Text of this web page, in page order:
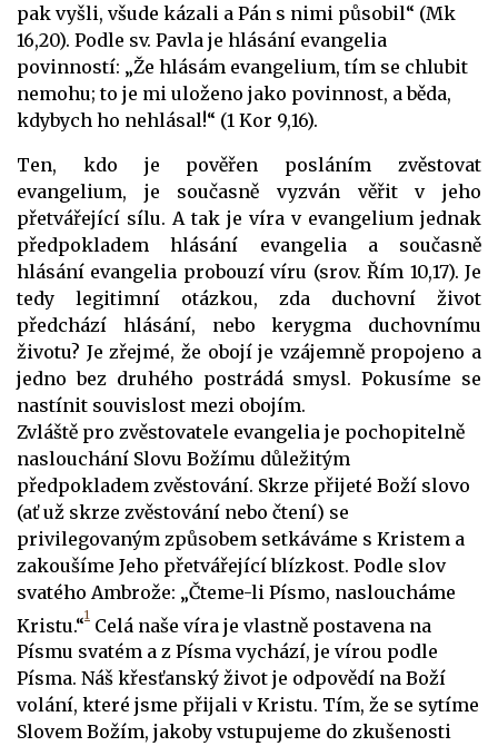
pak vyšli, všude kázali a Pán s nimi působil“ (Mk
16,20). Podle sv. Pavla je hlásání evangelia
povinností: „Že hlásám evangelium, tím se chlubit
nemohu; to je mi uloženo jako povinnost, a běda,
kdybych ho nehlásal!“ (1 Kor 9,16).
Ten, kdo je pověřen posláním zvěstovat
evangelium, je současně vyzván věřit v jeho
přetvářející sílu. A tak je víra v evangelium jednak
předpokladem hlásání evangelia a současně
hlásání evangelia probouzí víru (srov. Řím 10,17). Je
tedy legitimní otázkou, zda duchovní život
předchází hlásání, nebo kerygma duchovnímu
životu? Je zřejmé, že obojí je vzájemně propojeno a
jedno bez druhého postrádá smysl. Pokusíme se
nastínit souvislost mezi obojím.
Zvláště pro zvěstovatele evangelia je pochopitelně
naslouchání Slovu Božímu důležitým
předpokladem zvěstování. Skrze přijeté Boží slovo
(ať už skrze zvěstování nebo čtení) se
privilegovaným způsobem setkáváme s Kristem a
zakoušíme Jeho přetvářející blízkost. Podle slov
svatého Ambrože: „Čteme-li Písmo, nasloucháme
Kristu.“1 Celá naše víra je vlastně postavena na
Písmu svatém a z Písma vychází, je vírou podle
Písma. Náš křesťanský život je odpovědí na Boží
volání, které jsme přijali v Kristu. Tím, že se sytíme
Slovem Božím, jakoby vstupujeme do zkušenosti